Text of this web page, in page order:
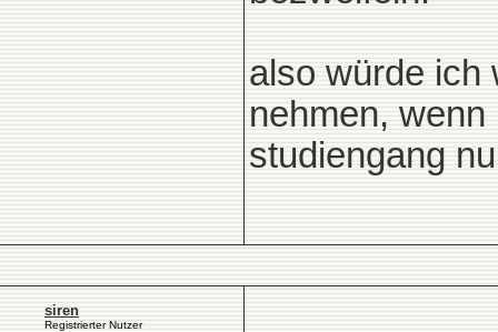
also würde ich
nehmen,
studiengang
siren
Registrierter Nutzer